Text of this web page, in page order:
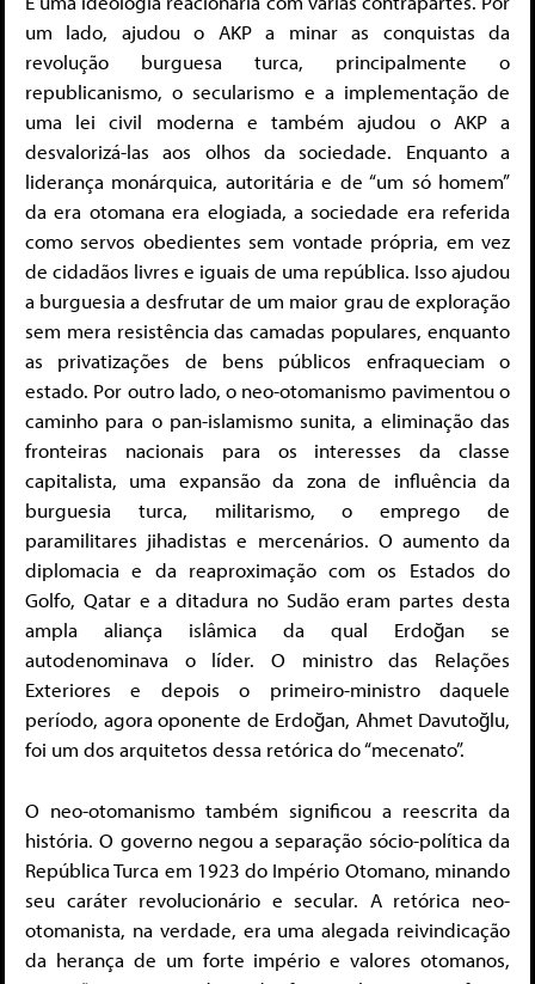
um lado, ajudou o AKP a minar as conquistas da
revolução burguesa turca, principalmente o
republicanismo, o secularismo e a implementação de
uma lei civil moderna e também ajudou o AKP a
desvalorizá-las aos olhos da sociedade. Enquanto a
liderança monárquica, autoritária e de “um só homem”
da era otomana era elogiada, a sociedade era referida
como servos obedientes sem vontade própria, em vez
de cidadãos livres e iguais de uma república. Isso ajudou
a burguesia a desfrutar de um maior grau de exploração
sem mera resistência das camadas populares, enquanto
as privatizações de bens públicos enfraqueciam o
estado. Por outro lado, o neo-otomanismo pavimentou o
caminho para o pan-islamismo sunita, a eliminação das
fronteiras nacionais para os interesses da classe
capitalista, uma expansão da zona de influência da
burguesia turca, militarismo, o emprego de
paramilitares jihadistas e mercenários. O aumento da
diplomacia e da reaproximação com os Estados do
Golfo, Qatar e a ditadura no Sudão eram partes desta
ampla aliança islâmica da qual Erdoğan se
autodenominava o líder. O ministro das Relações
Exteriores e depois o primeiro-ministro daquele
período, agora oponente de Erdoğan, Ahmet Davutoğlu,
foi um dos arquitetos dessa retórica do “mecenato”.
O neo-otomanismo também significou a reescrita da
história. O governo negou a separação sócio-política da
República Turca em 1923 do Império Otomano, minando
seu caráter revolucionário e secular. A retórica neo-
otomanista, na verdade, era uma alegada reivindicação
da herança de um forte império e valores otomanos,